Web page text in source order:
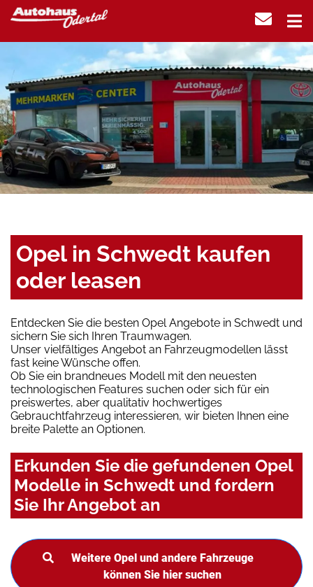
Opel in Schwedt kaufen
oder leasen
Entdecken Sie die besten Opel Angebote in Schwedt und
sichern Sie sich Ihren Traumwagen.
Unser vielfältiges Angebot an Fahrzeugmodellen lässt
fast keine Wünsche offen.
Ob Sie ein brandneues Modell mit den neuesten
technologischen Features suchen oder sich für ein
preiswertes, aber qualitativ hochwertiges
Gebrauchtfahrzeug interessieren, wir bieten Ihnen eine
breite Palette an Optionen.
Erkunden Sie die gefundenen Opel
Modelle in Schwedt und fordern
Sie Ihr Angebot an
Weitere Opel und andere Fahrzeuge
können Sie hier suchen